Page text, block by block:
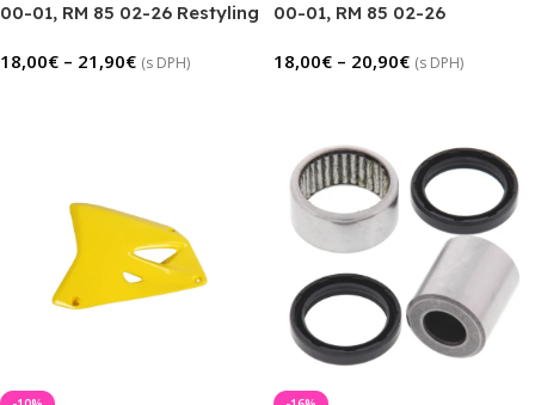
00-01, RM 85 02-26 Restyling
18,00€ – 21,90€ (s DPH)
00-01, RM 85 02-26
18,00€ – 20,90€ (s DPH)